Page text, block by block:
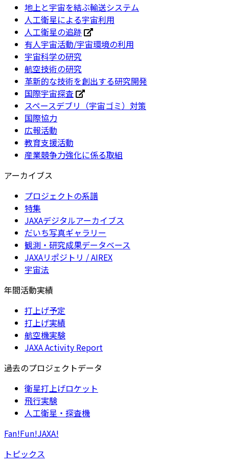
地上と宇宙を結ぶ輸送システム
人工衛星による宇宙利用
人工衛星の追跡
有人宇宙活動/宇宙環境の利用
宇宙科学の研究
航空技術の研究
革新的な技術を創出する研究開発
国際宇宙探査
スペースデブリ（宇宙ゴミ）対策
国際協力
広報活動
教育支援活動
産業競争力強化に係る取組
アーカイブス
プロジェクトの系譜
特集
JAXAデジタルアーカイブス
だいち写真ギャラリー
観測・研究成果データベース
JAXAリポジトリ / AIREX
宇宙法
年間活動実績
打上げ予定
打上げ実績
航空機実験
JAXA Activity Report
過去のプロジェクトデータ
衛星打上げロケット
飛行実験
人工衛星・探査機
Fan!Fun!JAXA!
トピックス